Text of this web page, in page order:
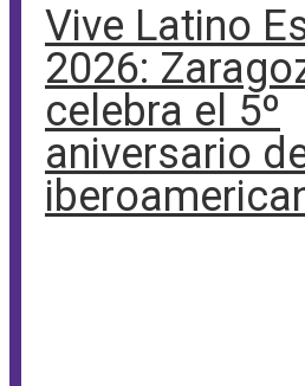
Vive Latino
2026:
celebra el 5º
aniversario